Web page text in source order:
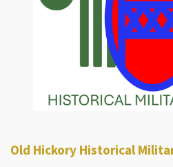
Old Hickory Historical